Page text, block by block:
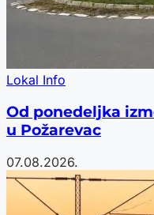
Lokal Info
Od ponedeljka
u Požarevac
07.08.2026.